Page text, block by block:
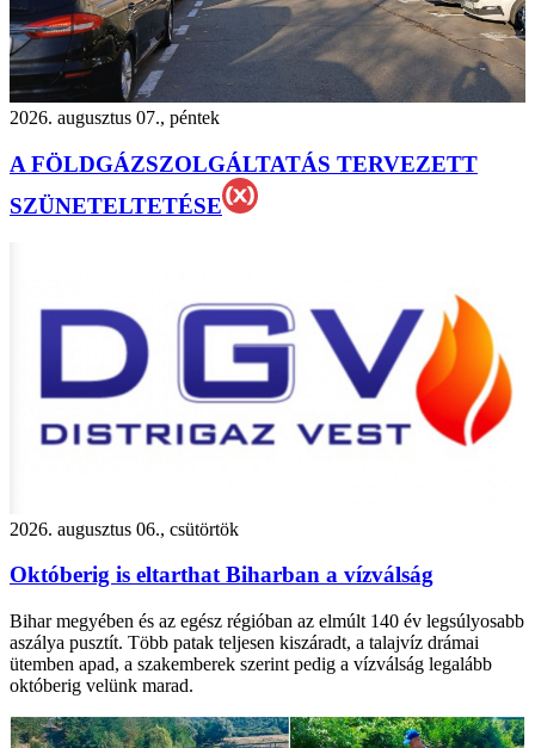
2026. augusztus 07., péntek
A FÖLDGÁZSZOLGÁLTATÁS TERVEZETT
SZÜNETELTETÉSE
2026. augusztus 06., csütörtök
Októberig is eltarthat Biharban a vízválság
Bihar megyében és az egész régióban az elmúlt 140 év legsúlyosabb
aszálya pusztít. Több patak teljesen kiszáradt, a talajvíz drámai
ütemben apad, a szakemberek szerint pedig a vízválság legalább
októberig velünk marad.